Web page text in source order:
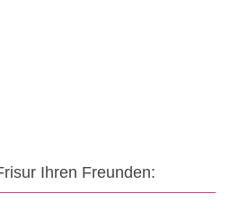
Ihren Freunden: